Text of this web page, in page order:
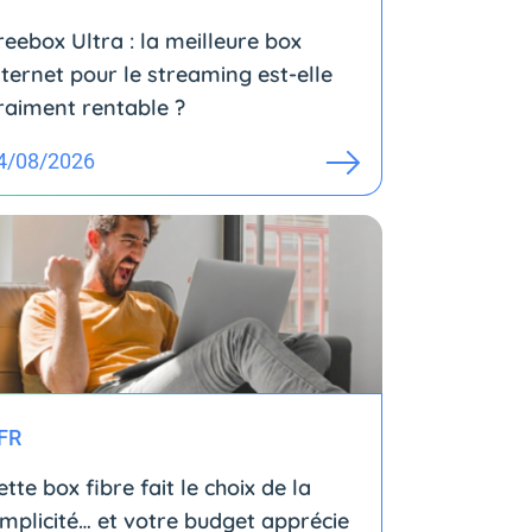
Ultra : la meilleure box
pour le streaming est-elle
rentable ?
08/2026
box fibre fait le choix de la
et votre budget apprécie